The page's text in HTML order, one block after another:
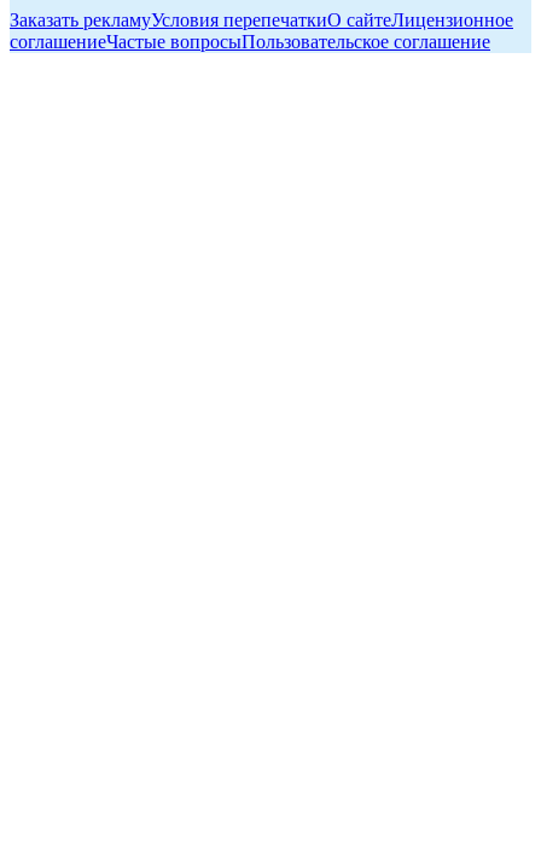
Заказать рекламуУсловия перепечаткиО сайтеЛицензионное
соглашениеЧастые вопросыПользовательское соглашение